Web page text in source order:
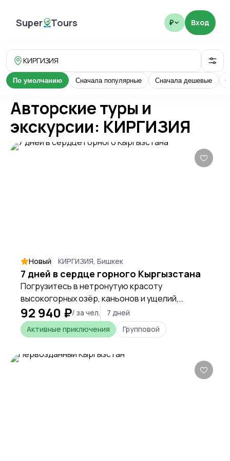
Super Tours
SuperTours ₽ Вход
КИРГИЗИЯ
По умолчанию Сначала популярные Сначала дешевые
Авторские туры и
экскурсии: КИРГИЗИЯ
Новый КИРГИЗИЯ, Бишкек
7 дней в сердце горного Кыргызстана
Погрузитесь в нетронутую красоту
высокогорных озёр, каньонов и ущелий,
прикоснитесь к кочевой культуре и
почувствуйте дух свободы в сердце Тянь-
Шаня.
92 940 ₽/ за чел.
7 дней
Активные приключения
Групповой